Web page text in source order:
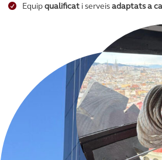
Equipqualificat i serveisadaptatsa